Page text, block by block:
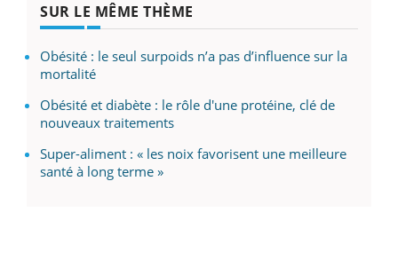
SUR LE MÊME THÈME
Obésité : le seul surpoids n’a pas d’influence sur la
mortalité
Obésité et diabète : le rôle d'une protéine, clé de
nouveaux traitements
Super-aliment : « les noix favorisent une meilleure
santé à long terme »